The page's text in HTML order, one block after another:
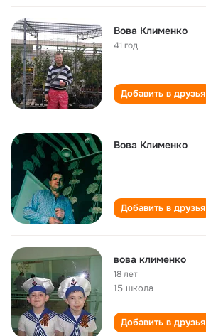
Вова Клименко
41 год
Добавить в друзья
Вова Клименко
Добавить в друзья
вова клименко
18 лет
15 школа
Добавить в друзья